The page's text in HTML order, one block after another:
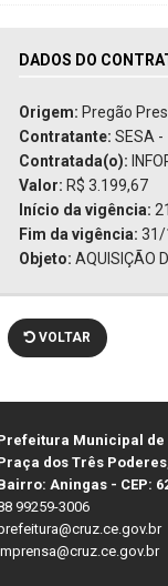
DADOS DO
Origem: Pregão
Contratante: SESA -
Contratada(o):
Valor: R$ 3.199,67
Início da vigência:
Fim da vigência: 31/
Objeto: AQUISIÇÃO
VOLTAR
Municipal de
dos Três
Aningas - CEP:
99259-3006